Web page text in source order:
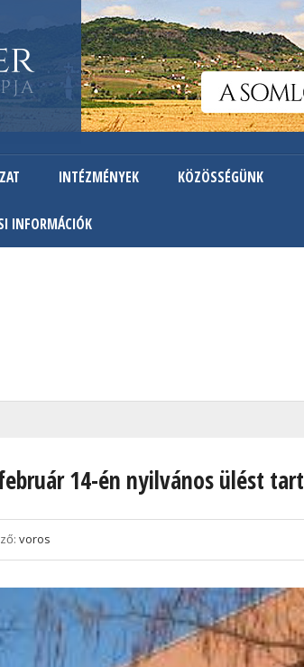
Ugrás
a
tartalomra
INTÉZMÉNYEK KÖZÖSSÉGÜNK
INFORMÁCIÓK
14-én nyilvános ülést tart
voros